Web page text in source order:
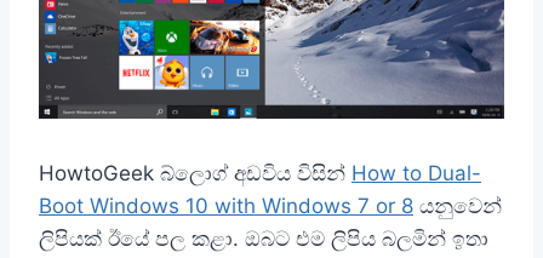
HowtoGeek බ්ලොග් අඩවිය විසින් How to Dual-
Boot Windows 10 with Windows 7 or 8 යනුවෙන්
ලිපියක් ඊයේ පල කළා. ඔබට එම ලිපිය බලමින් ඉතා